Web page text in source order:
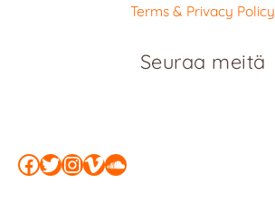
Terms & Privacy Policy
Seuraa meitä
Facebook
Twitter
Instagram
Vimeo
SoundCloud